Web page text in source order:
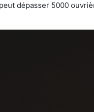
dépasser 5000